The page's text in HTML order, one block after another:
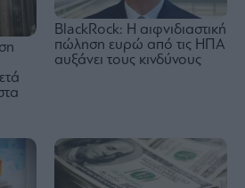
BlackRock: Η αιφνιδιαστική
πώληση ευρώ από τις ΗΠΑ
αυξάνει τους κινδύνους